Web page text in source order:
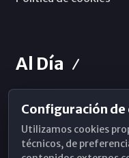
Al Día
Horarios de Misa
Hemeroteca
Configuración de
Utilizamos cookies
técnicos, de